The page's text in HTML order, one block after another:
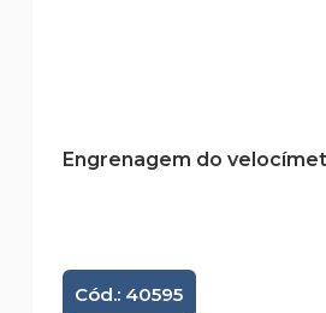
Engrenagem do
Cód.: 40595